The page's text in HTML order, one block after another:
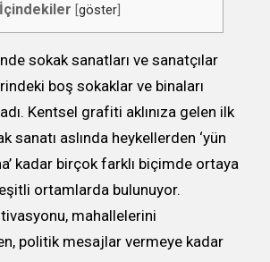
İçindekiler göster
sokak sanatları ve sanatçılar
boş sokaklar ve binaları
Kentsel grafiti aklınıza gelen ilk
sanatı aslında heykellerden ‘yün
kadar birçok farklı biçimde ortaya
ortamlarda bulunuyor.
mahallelerini
politik mesajlar vermeye kadar